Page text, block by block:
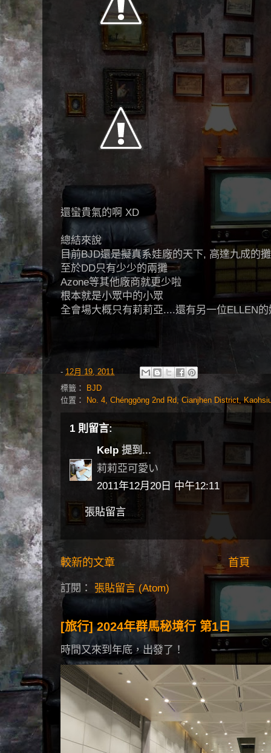
還蠻貴氣的啊 XD
總結來說
目前BJD還是擬真系娃廠的天下, 高達九成的
至於DD只有少少的兩攤
Azone等其他廠商就更少啦
根本就是小眾中的小眾
全會場大概只有莉莉亞....還有另一位ELLEN的
- 12月 19, 2011
標籤：
BJD
位置：
No. 4, Chénggōng 2nd Rd, Cianjhen District,
1 則留言:
Kelp 提到...
莉莉亞可愛い
2011年12月20日 中午12:11
張貼留言
較新的文章 首頁
訂閱： 張貼留言 (Atom)
[旅行] 2024年群馬秘境行 第1日
時間又來到年底，出發了！